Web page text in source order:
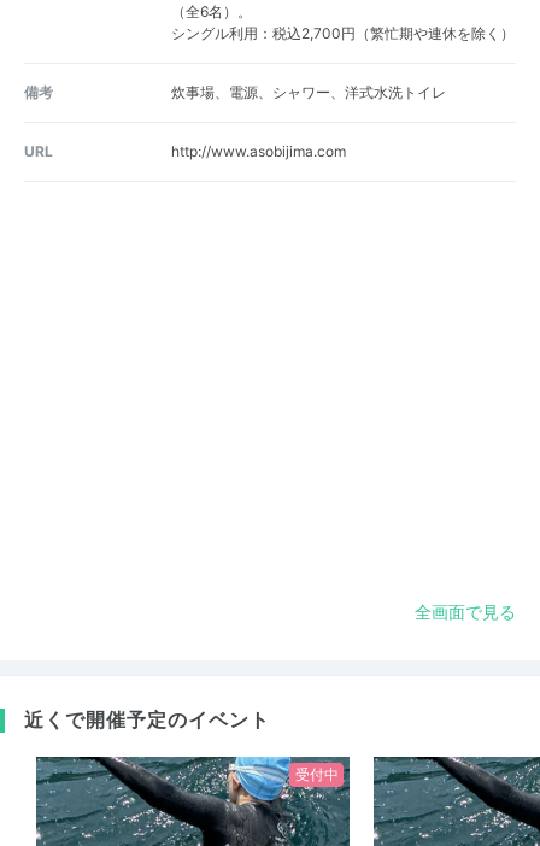
（全6名）。
シングル利用：税込2,700円（繁忙期や連休を除く）
備考 炊事場、電源、シャワー、洋式水洗トイレ
URL http://www.asobijima.com
全画面で見る
近くで開催予定のイベント
受付中